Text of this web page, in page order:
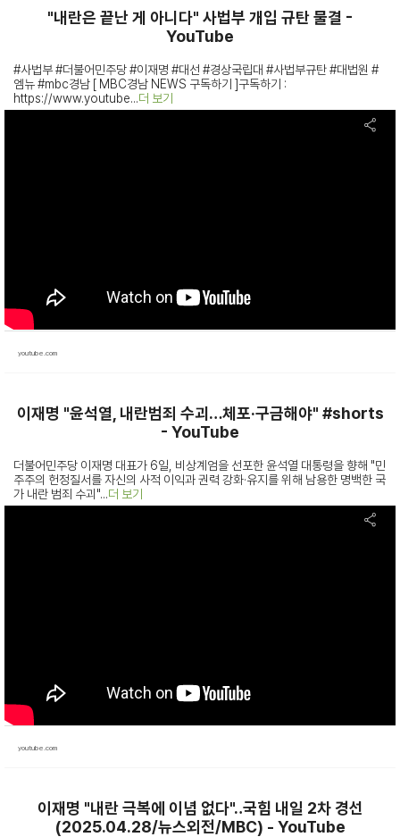
"내란은 끝난 게 아니다" 사법부 개입 규탄 물결 -
YouTube
#사법부 #더불어민주당 #이재명 #대선 #경상국립대 #사법부규탄 #대법원 #
엠뉴 #mbc경남 [ MBC경남 NEWS 구독하기 ]구독하기 :
https://www.youtube...더 보기
youtube.com
이재명 "윤석열, 내란범죄 수괴…체포·구금해야" #shorts
- YouTube
더불어민주당 이재명 대표가 6일, 비상계엄을 선포한 윤석열 대통령을 향해 "민
주주의 헌정질서를 자신의 사적 이익과 권력 강화·유지를 위해 남용한 명백한 국
가 내란 범죄 수괴"...더 보기
youtube.com
이재명 "내란 극복에 이념 없다"‥국힘 내일 2차 경선
(2025.04.28/뉴스외전/MBC) - YouTube